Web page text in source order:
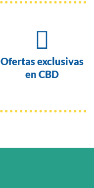

Ofertas exclusivas
en CBD